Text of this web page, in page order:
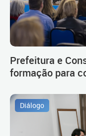
Prefeitura e
formação para
Diálogo